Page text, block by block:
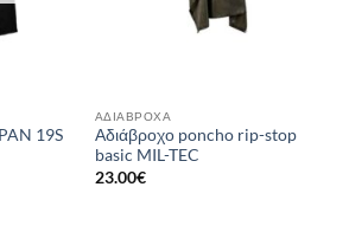
19S
ΑΔΙΆΒΡΟΧΑ
Αδιάβροχο poncho rip-stop
basic MIL-TEC
23.00€